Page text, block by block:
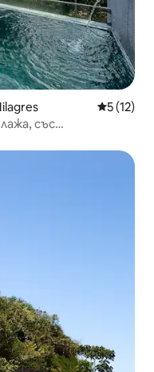
Средна
5 (12)
със